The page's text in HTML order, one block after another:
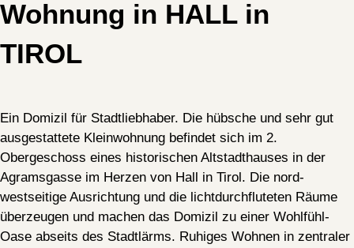
Wohnung in HALL in
TIROL
Ein Domizil für Stadtliebhaber. Die hübsche und sehr gut
ausgestattete Kleinwohnung befindet sich im 2.
Obergeschoss eines historischen Altstadthauses in der
Agramsgasse im Herzen von Hall in Tirol. Die nord-
westseitige Ausrichtung und die lichtdurchfluteten Räume
überzeugen und machen das Domizil zu einer Wohlfühl-
Oase abseits des Stadtlärms. Ruhiges Wohnen in zentraler